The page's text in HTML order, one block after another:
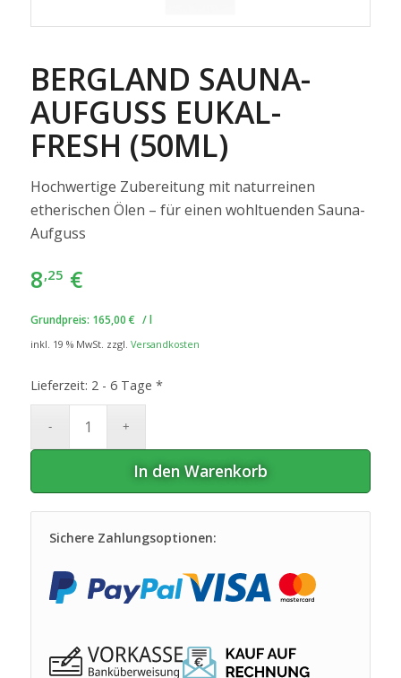
BERGLAND SAUNA-
AUFGUSS EUKAL-
FRESH (50ML)
Hochwertige Zubereitung mit naturreinen
etherischen Ölen – für einen wohltuenden Sauna-
Aufguss
8,25 €
Grundpreis: 165,00 € /l
inkl. 19 % MwSt. zzgl. Versandkosten
Lieferzeit: 2 - 6 Tage *
In den Warenkorb
Sichere Zahlungsoptionen: